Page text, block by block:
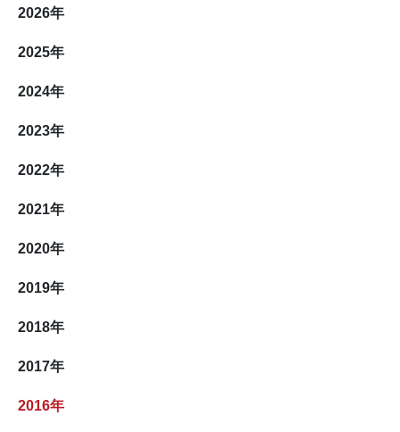
2026年
2025年
2024年
2023年
2022年
2021年
2020年
2019年
2018年
2017年
2016年